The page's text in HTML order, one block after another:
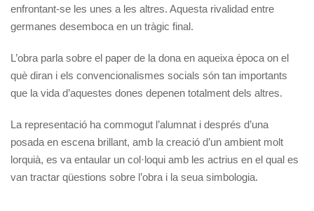
enfrontant-se les unes a les altres. Aquesta rivalidad entre
germanes desemboca en un tràgic final.
L’obra parla sobre el paper de la dona en aqueixa època on el
què diran i els convencionalismes socials són tan importants
que la vida d’aquestes dones depenen totalment dels altres.
La representació ha commogut l’alumnat i després d’una
posada en escena brillant, amb la creació d’un ambient molt
lorquià, es va entaular un col·loqui amb les actrius en el qual es
van tractar qüestions sobre l’obra i la seua simbologia.